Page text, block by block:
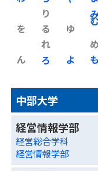
み
む
め
も
ゆ
よ
り
る
れ
ろ
を
ん
中部大学
経営情報学部
経営総合学科
経営情報学部